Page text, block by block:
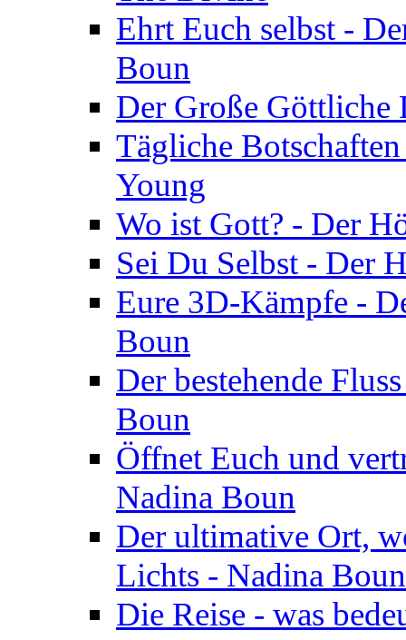
Ehrt Euch selbst -
Boun
Der Große
Tägliche
Young
Wo ist Gott? - Der
Sei Du Selbst - Der
Eure 3D-Kämpfe -
Boun
Der bestehende
Boun
Öffnet Euch und
Nadina Boun
Der ultimative Ort,
Lichts - Nadina Boun
Die Reise - was